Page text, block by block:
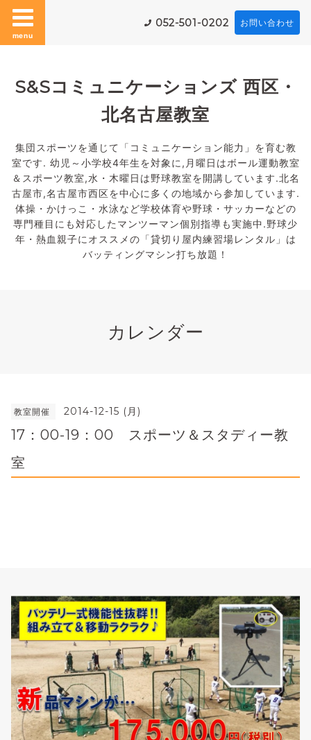
menu
052-501-0202 お問い合わせ
S&Sコミュニケーションズ 西区・
北名古屋教室
集団スポーツを通じて「コミュニケーション能力」を育む教
室です. 幼児～小学校4年生を対象に,月曜日はボール運動教室
＆スポーツ教室,水・木曜日は野球教室を開講しています.北名
古屋市,名古屋市西区を中心に多くの地域から参加しています.
体操・かけっこ・水泳など学校体育や野球・サッカーなどの
専門種目にも対応したマンツーマン個別指導も実施中.野球少
年・熱血親子にオススメの「貸切り屋内練習場レンタル」は
バッティングマシン打ち放題！
カレンダー
教室開催 2014-12-15 (月)
17：00-19：00 スポーツ＆スタディー教
室